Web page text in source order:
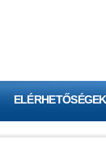
ELÉRHETŐSÉGEK